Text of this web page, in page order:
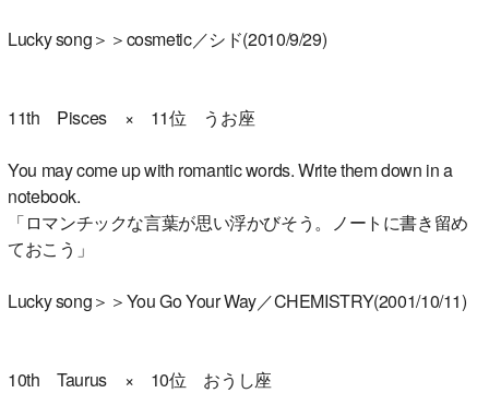
Lucky song＞＞cosmetic／シド(2010/9/29)
11th Pisces × 11位 うお座
You may come up with romantic words. Write them down in a
notebook.
「ロマンチックな言葉が思い浮かびそう。ノートに書き留め
ておこう」
Lucky song＞＞You Go Your Way／CHEMISTRY(2001/10/11)
10th Taurus × 10位 おうし座